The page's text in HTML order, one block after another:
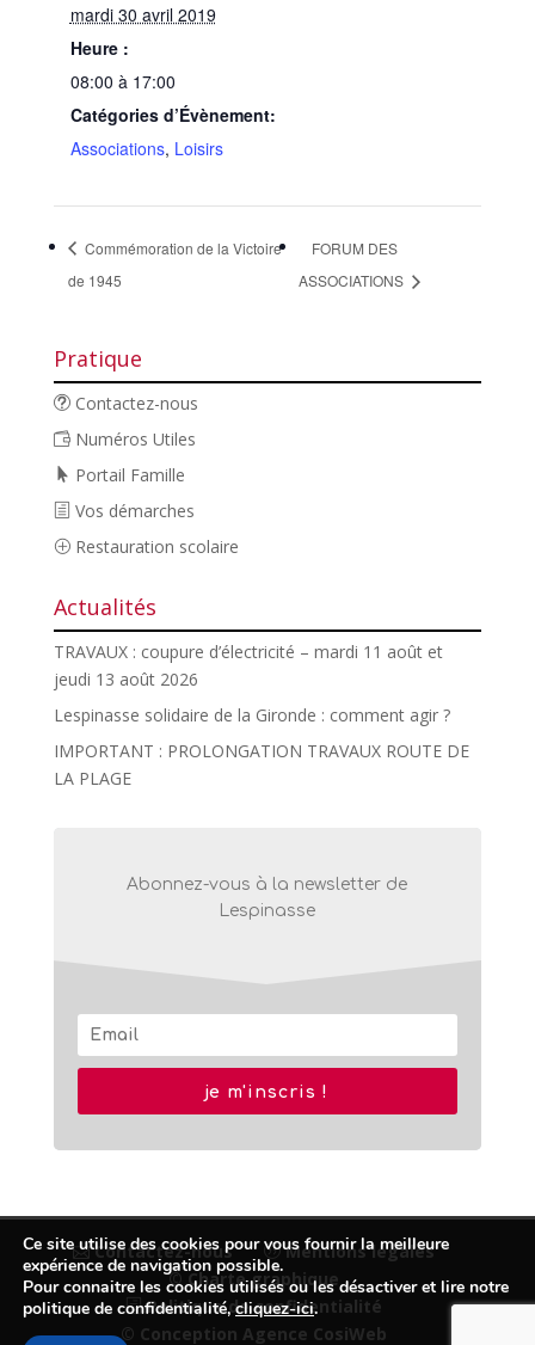
mardi 30 avril 2019
Heure :
08:00 à 17:00
Catégories d’Évènement:
Associations, Loisirs
Commémoration de la Victoire
de 1945
FORUM DES
ASSOCIATIONS
Pratique
Contactez-nous
Numéros Utiles
Portail Famille
Vos démarches
Restauration scolaire
Actualités
TRAVAUX : coupure d’électricité – mardi 11 août et
jeudi 13 août 2026
Lespinasse solidaire de la Gironde : comment agir ?
IMPORTANT : PROLONGATION TRAVAUX ROUTE DE
LA PLAGE
Abonnez-vous à la newsletter de
Lespinasse
je m'inscris !
Contactez-nous
Mentions légales
© Charte graphique
Politique de confidentialité
© Conception Agence CosiWeb
Ce site utilise des cookies pour vous fournir la meilleure
expérience de navigation possible.
Pour connaitre les cookies utilisés ou les désactiver et lire notre
politique de confidentialité,cliquez-ici.